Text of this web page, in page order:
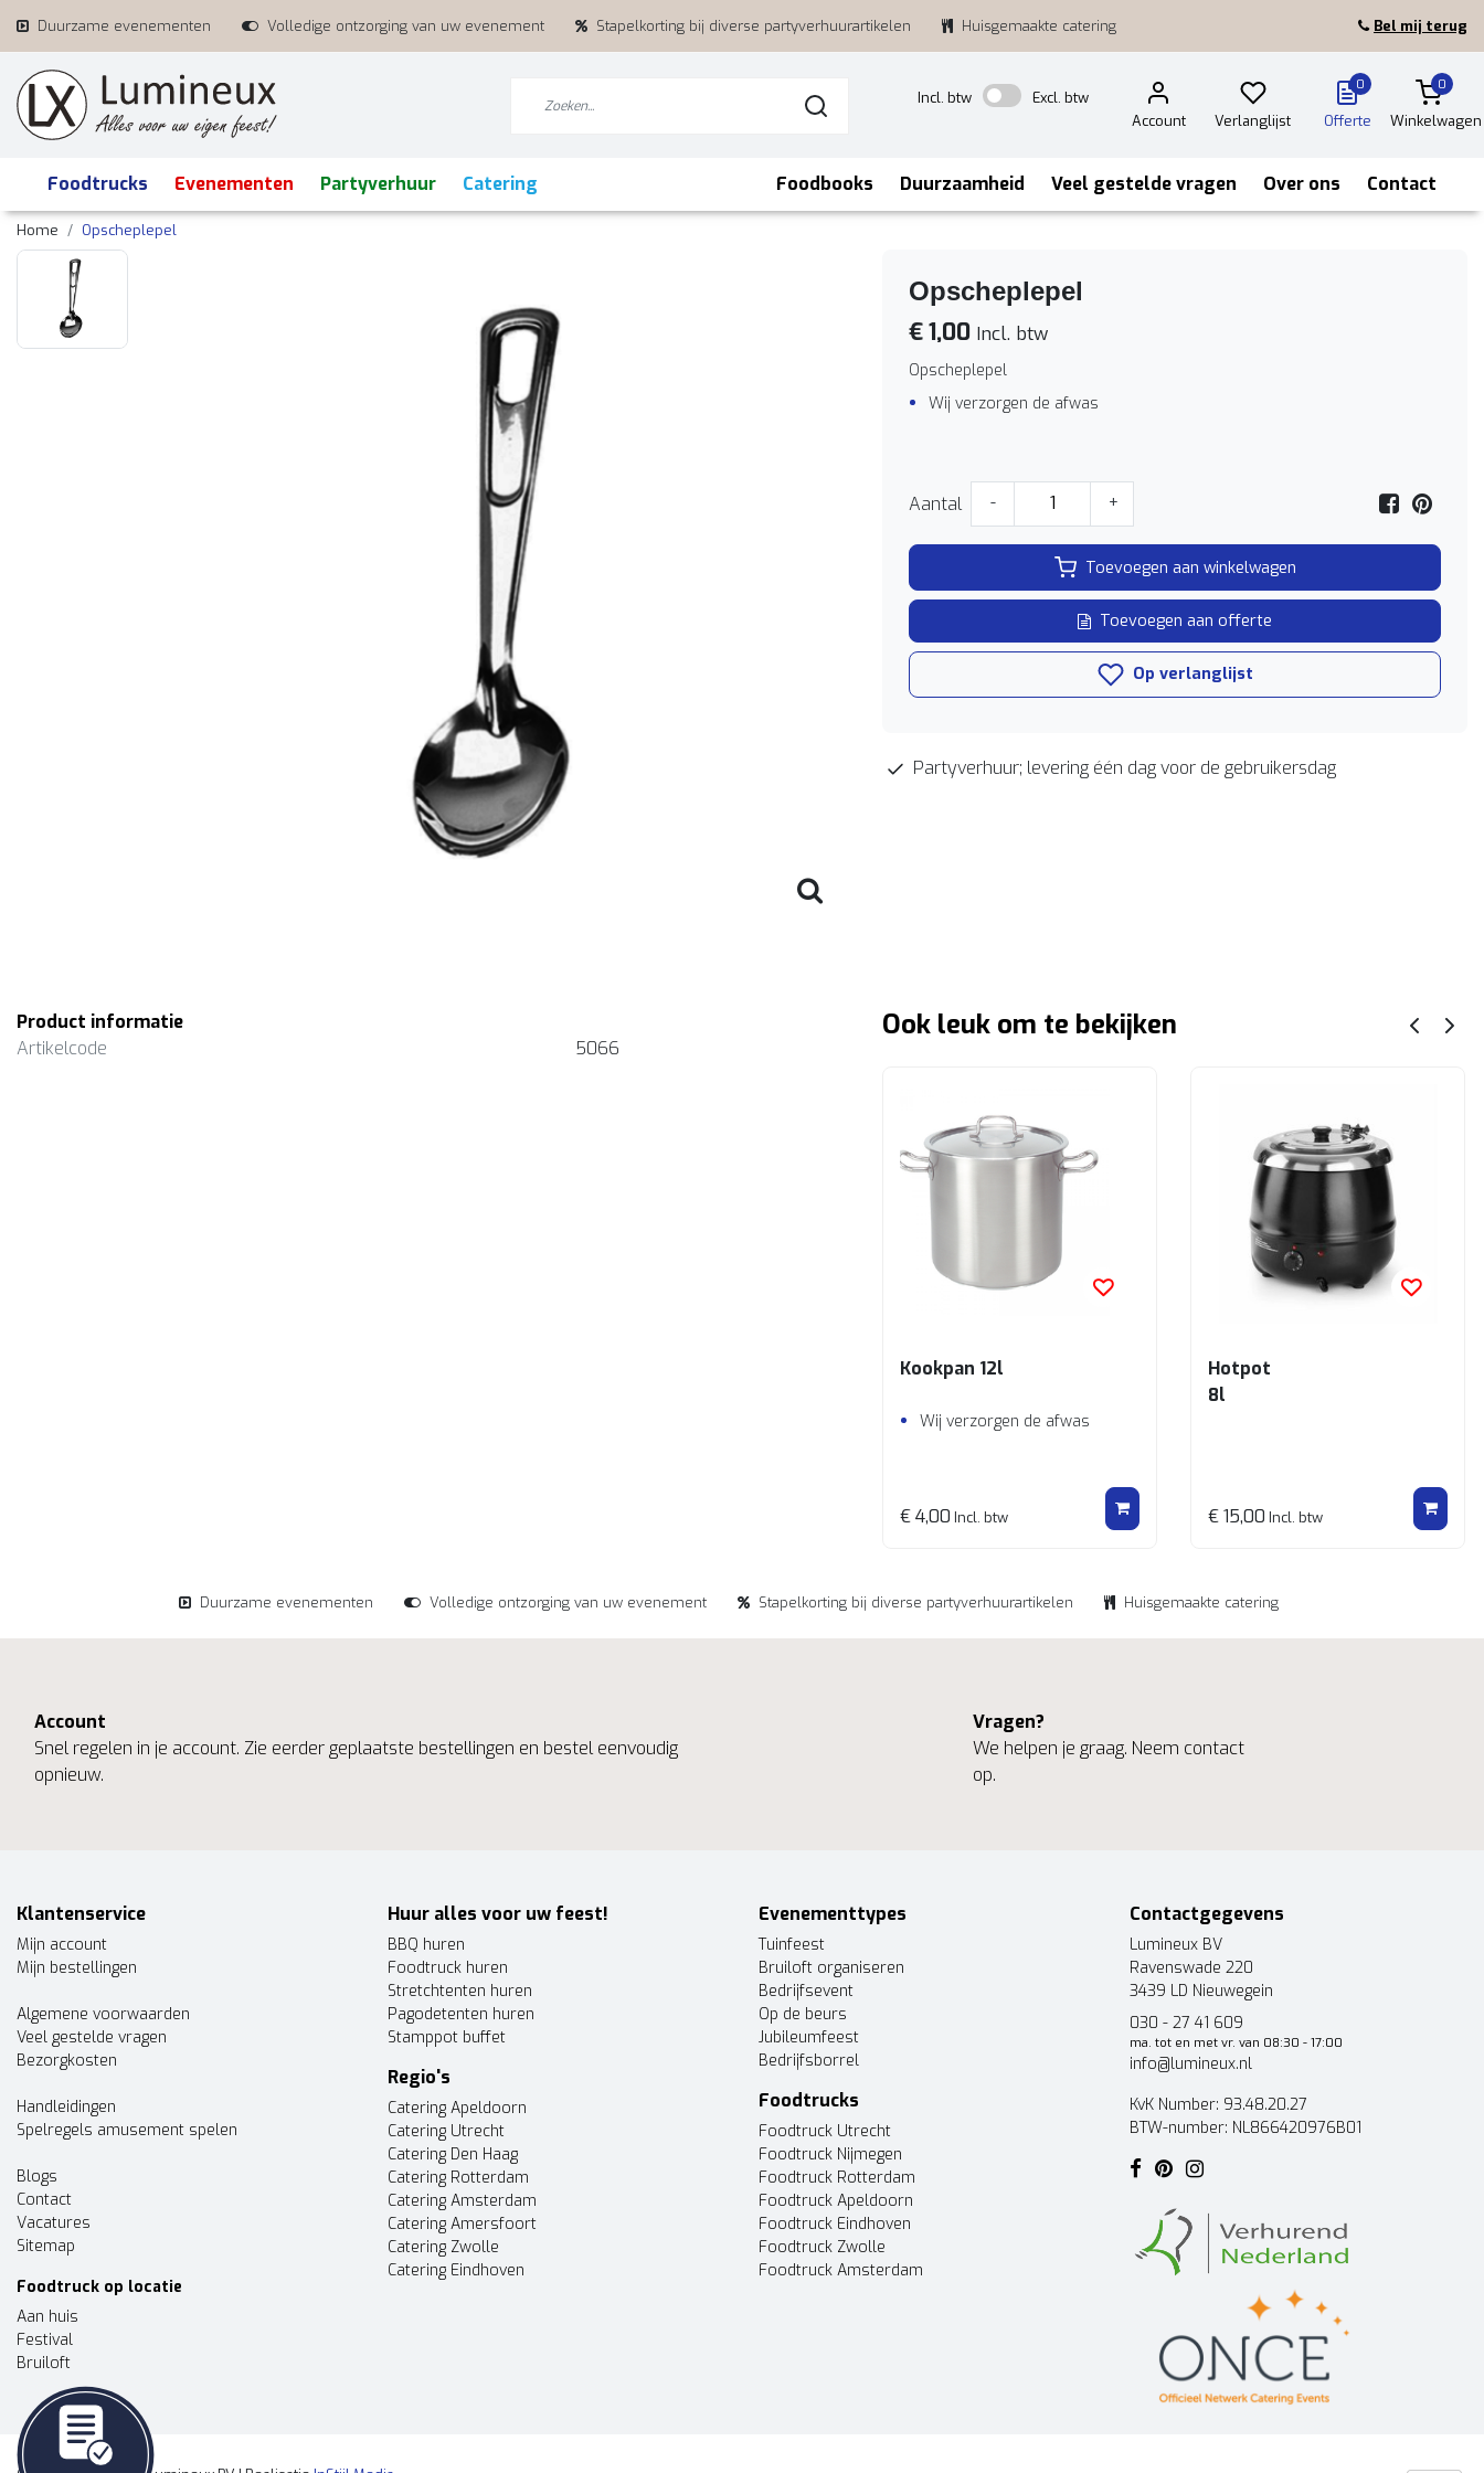
Duurzame evenementen Volledige ontzorging van uw evenement Stapelkorting bij diverse partyverhuurartikelen Huisgemaakte catering Bel mij terug
Incl. btw
Excl. btw
Account
Verlanglijst
0
Offerte
0
Winkelwagen
Foodtrucks Evenementen Partyverhuur Catering Foodbooks Duurzaamheid Veel gestelde vragen Over ons Contact
Home Opscheplepel
Opscheplepel
€ 1,00 Incl. btw
Opscheplepel
Wij verzorgen de afwas
Aantal - +
Toevoegen aan winkelwagen
Toevoegen aan offerte
Op verlanglijst
Partyverhuur; levering één dag voor de gebruikersdag
Product informatie
Artikelcode
5066
Ook leuk om te bekijken
Kookpan 12l
Wij verzorgen de afwas
€ 4,00 Incl. btw
Hotpot
8l
€ 15,00 Incl. btw
Duurzame evenementen Volledige ontzorging van uw evenement Stapelkorting bij diverse partyverhuurartikelen Huisgemaakte catering
Account
Snel regelen in je account. Zie eerder geplaatste bestellingen en bestel eenvoudig
opnieuw.
Vragen?
We helpen je graag. Neem contact
op.
Klantenservice
Mijn account
Mijn bestellingen
Algemene voorwaarden
Veel gestelde vragen
Bezorgkosten
Handleidingen
Spelregels amusement spelen
Blogs
Contact
Vacatures
Sitemap
Foodtruck op locatie
Aan huis
Festival
Bruiloft
Huur alles voor uw feest!
BBQ huren
Foodtruck huren
Stretchtenten huren
Pagodetenten huren
Stamppot buffet
Regio's
Catering Apeldoorn
Catering Utrecht
Catering Den Haag
Catering Rotterdam
Catering Amsterdam
Catering Amersfoort
Catering Zwolle
Catering Eindhoven
Evenementtypes
Tuinfeest
Bruiloft organiseren
Bedrijfsevent
Op de beurs
Jubileumfeest
Bedrijfsborrel
Foodtrucks
Foodtruck Utrecht
Foodtruck Nijmegen
Foodtruck Rotterdam
Foodtruck Apeldoorn
Foodtruck Eindhoven
Foodtruck Zwolle
Foodtruck Amsterdam
Contactgegevens
Lumineux BV
Ravenswade 220
3439 LD Nieuwegein
030 - 27 41 609
ma. tot en met vr. van 08:30 - 17:00
info@lumineux.nl
KvK Number: 93.48.20.27
BTW-number: NL866420976B01